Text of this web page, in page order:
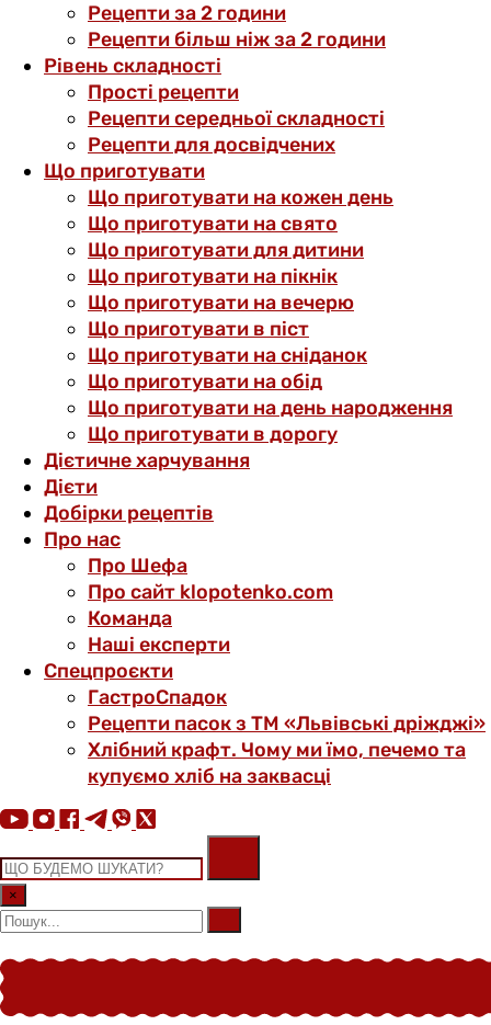
Рецепти за 2 години
Рецепти більш ніж за 2 години
Рівень складності
Прості рецепти
Рецепти середньої складності
Рецепти для досвідчених
Що приготувати
Що приготувати на кожен день
Що приготувати на свято
Що приготувати для дитини
Що приготувати на пікнік
Що приготувати на вечерю
Що приготувати в піст
Що приготувати на сніданок
Що приготувати на обід
Що приготувати на день народження
Що приготувати в дорогу
Дієтичне харчування
Дієти
Добірки рецептів
Про нас
Про Шефа
Про сайт klopotenko.com
Команда
Наші експерти
Спецпроєкти
ГастроСпадок
Рецепти пасок з ТМ «Львівські дріжджі»
Хлібний крафт. Чому ми їмо, печемо та
купуємо хліб на заквасці
×